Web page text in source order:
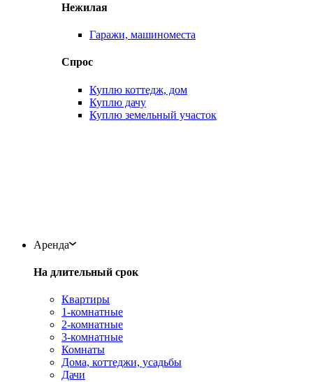
Нежилая
Гаражи, машиноместа
Спрос
Куплю коттедж, дом
Куплю дачу
Куплю земельный участок
Аренда
На длительный срок
Квартиры
1-комнатные
2-комнатные
3-комнатные
Комнаты
Дома, коттеджи, усадьбы
Дачи